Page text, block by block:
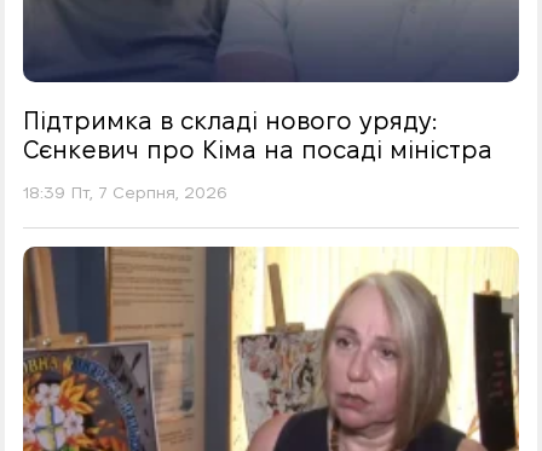
Підтримка в складі нового уряду:
Сєнкевич про Кіма на посаді міністра
18:39 Пт, 7 Серпня, 2026